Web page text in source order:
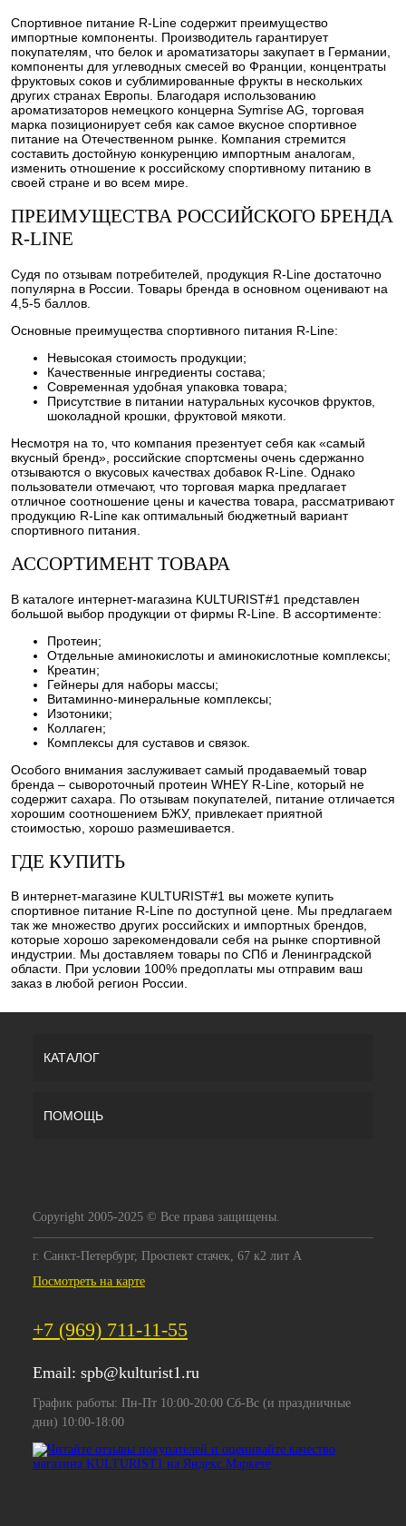
Спортивное питание R-Line содержит преимущество
импортные компоненты. Производитель гарантирует
покупателям, что белок и ароматизаторы закупает в Германии,
компоненты для углеводных смесей во Франции, концентраты
фруктовых соков и сублимированные фрукты в нескольких
других странах Европы. Благодаря использованию
ароматизаторов немецкого концерна Symrise AG, торговая
марка позиционирует себя как самое вкусное спортивное
питание на Отечественном рынке. Компания стремится
составить достойную конкуренцию импортным аналогам,
изменить отношение к российскому спортивному питанию в
своей стране и во всем мире.
ПРЕИМУЩЕСТВА РОССИЙСКОГО БРЕНДА
R-LINE
Судя по отзывам потребителей, продукция R-Line достаточно
популярна в России. Товары бренда в основном оценивают на
4,5-5 баллов.
Основные преимущества спортивного питания R-Line:
Невысокая стоимость продукции;
Качественные ингредиенты состава;
Современная удобная упаковка товара;
Присутствие в питании натуральных кусочков фруктов,
шоколадной крошки, фруктовой мякоти.
Несмотря на то, что компания презентует себя как «самый
вкусный бренд», российские спортсмены очень сдержанно
отзываются о вкусовых качествах добавок R-Line. Однако
пользователи отмечают, что торговая марка предлагает
отличное соотношение цены и качества товара, рассматривают
продукцию R-Line как оптимальный бюджетный вариант
спортивного питания.
АССОРТИМЕНТ ТОВАРА
В каталоге интернет-магазина KULTURIST#1 представлен
большой выбор продукции от фирмы R-Line. В ассортименте:
Протеин;
Отдельные аминокислоты и аминокислотные комплексы;
Креатин;
Гейнеры для наборы массы;
Витаминно-минеральные комплексы;
Изотоники;
Коллаген;
Комплексы для суставов и связок.
Особого внимания заслуживает самый продаваемый товар
бренда – сывороточный протеин WHEY R-Line, который не
содержит сахара. По отзывам покупателей, питание отличается
хорошим соотношением БЖУ, привлекает приятной
стоимостью, хорошо размешивается.
ГДЕ КУПИТЬ
В интернет-магазине KULTURIST#1 вы можете купить
спортивное питание R-Line по доступной цене. Мы предлагаем
так же множество других российских и импортных брендов,
которые хорошо зарекомендовали себя на рынке спортивной
индустрии. Мы доставляем товары по СПб и Ленинградской
области. При условии 100% предоплаты мы отправим ваш
заказ в любой регион России.
КАТАЛОГ
ПОМОЩЬ
Copyright 2005-2025 © Все права защищены.
г. Санкт-Петербург, Проспект стачек, 67 к2 лит А
Посмотреть на карте
+7 (969) 711-11-55
Email: spb@kulturist1.ru
График работы: Пн-Пт 10:00-20:00 Сб-Вс (и праздничные
дни) 10:00-18:00